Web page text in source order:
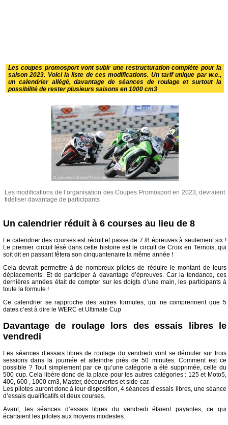
Les coupes promosport vont subir une restructuration complète pour la
saison 2023. Voici la liste de ces modifications. Un tarif unique par w.e.,
un calendrier allégé, davantage de séances de roulage et surtout la
possibilité de rester plusieurs saisons en 1000 cm3
Les modifications de l’organisation des Coupes Promosport en 2023, devraient
fidéliser davantage de participants
Un calendrier réduit à 6 courses au lieu de 8
Le calendrier des courses est réduit et passe de 7 /8 épreuves à seulement six !
Le premier circuit lésé dans cette histoire est le circuit de Croix en Ternois, qui
soit dit en passant fêtera son cinquantenaire la même année !
Cela devrait permettre à de nombreux pilotes de réduire le montant de leurs
déplacements. Et de participer à davantage d’épreuves. Car la tendance, ces
dernières années était de compter sur les doigts d’une main, les participants à
toute la formule !
Ce calendrier se rapproche des autres formules, qui ne comprennent que 5
dates c’est à dire le WERC et Ultimate Cup
Davantage de roulage lors des essais libres le
vendredi
Les séances d’essais libres de roulage du vendredi vont se dérouler sur trois
sessions dans la journée et atteindre près de 50 minutes. Comment est ce
possible ? Tout simplement par ce qu’une catégorie a été supprimée, celle du
500 cup. Cela libère donc de la place pour les autres catégories : 125 et Moto5,
400, 600 , 1000 cm3, Master, découvertes et side-car.
Les pilotes auront donc à leur disposition, 4 séances d’essais libres, une séance
d’essais qualificatifs et deux courses.
Avant, les séances d’essais libres du vendredi étaient payantes, ce qui
écartaient les pilotes aux moyens modestes.